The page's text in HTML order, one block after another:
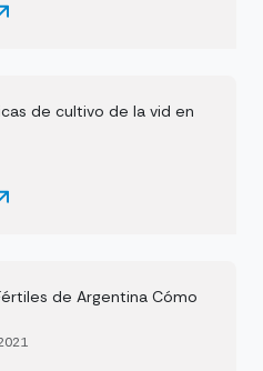
de cultivo de la vid en
de Argentina Cómo